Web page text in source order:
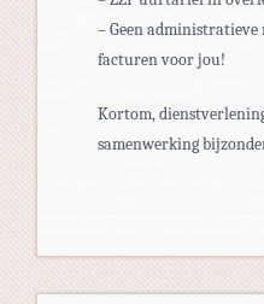
– Geen administratieve
facturen voor jou!
Kortom,
samenwerking